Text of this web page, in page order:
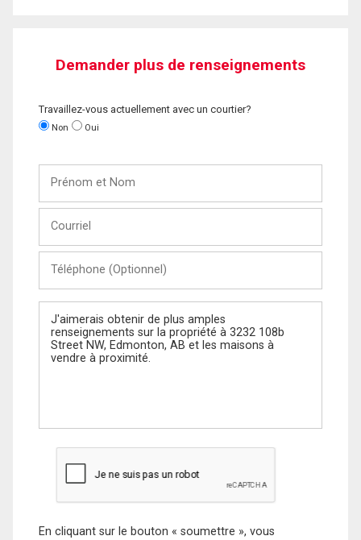
Demander plus de renseignements
Travaillez-vous actuellement avec un courtier?
Non Oui
Nom
(Optionnel)
Message
En cliquant sur le bouton « soumettre », vous